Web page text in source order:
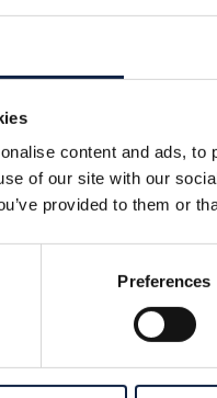
content and ads,
of our site with our
provided to them or
Preferences